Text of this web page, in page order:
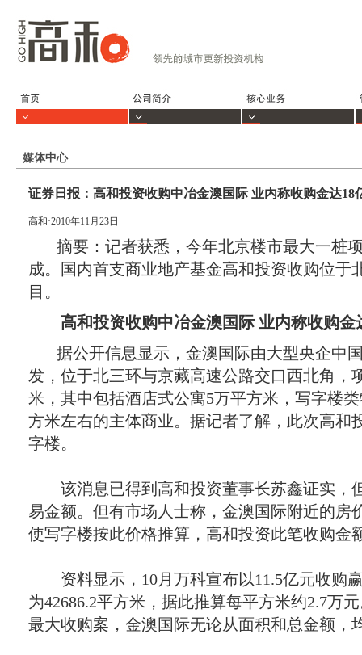
媒体中心
证券日报：高和投资收购中冶金澳国际 业内称收购金达18
高和·2010年11月23日
摘要：记者获悉，今年北京楼市最大一桩项
成。国内首支商业地产基金高和投资收购位于
目。
高和投资收购中冶金澳国际 业内称收购
据公开信息显示，金澳国际由大型央企中
发，位于北三环与京藏高速公路交口西北角，
米，其中包括酒店式公寓5万平方米，写字楼
方米左右的主体商业。据记者了解，此次高和
字楼。
该消息已得到高和投资董事长苏鑫证实，
易金额。但有市场人士称，金澳国际附近的房
使写字楼按此价格推算，高和投资此笔收购金
资料显示，10月万科宣布以11.5亿元收购
为42686.2平方米，据此推算每平方米约2.7万
最大收购案，金澳国际无论从面积和总金额，